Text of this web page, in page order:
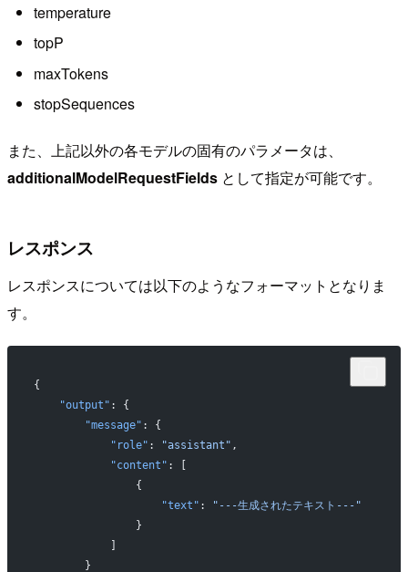
temperature
topP
maxTokens
stopSequences
また、上記以外の各モデルの固有のパラメータは、
additionalModelRequestFields として指定が可能です。
レスポンス
レスポンスについては以下のようなフォーマットとなりま
す。
{
    "output"
: {
        "message"
: {
            "role"
: "assistant" ,
            "content"
: [
                {
                    "text"
:
"---生成されたテキスト---"
                }
        }